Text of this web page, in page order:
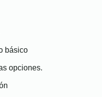
básico
opciones.